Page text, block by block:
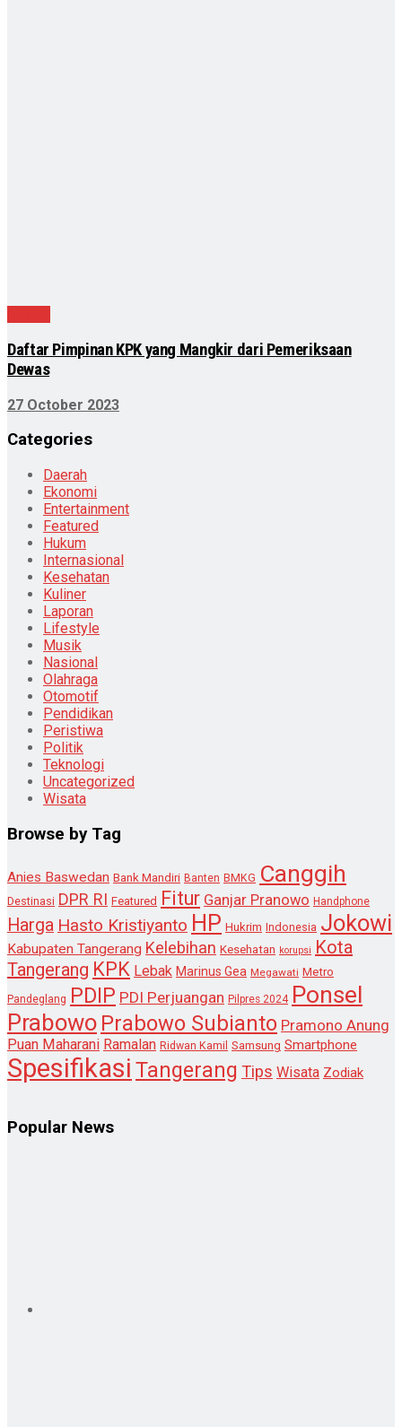
Daftar Pimpinan KPK yang Mangkir dari Pemeriksaan
Dewas
27 October 2023
Categories
Daerah
Ekonomi
Entertainment
Featured
Hukum
Internasional
Kesehatan
Kuliner
Laporan
Lifestyle
Musik
Nasional
Olahraga
Otomotif
Pendidikan
Peristiwa
Politik
Teknologi
Uncategorized
Wisata
Browse by Tag
Anies Baswedan Bank Mandiri Banten BMKG Canggih
Destinasi DPR RI Featured Fitur Ganjar Pranowo Handphone
Harga Hasto Kristiyanto HP Hukrim Indonesia Jokowi
Kabupaten Tangerang Kelebihan Kesehatan korupsi
Kota
Tangerang KPK Lebak Marinus Gea Megawati Metro
Pandeglang PDIP PDI Perjuangan Pilpres 2024 Ponsel
Prabowo Prabowo Subianto Pramono Anung
Puan Maharani Ramalan Ridwan Kamil Samsung Smartphone
Spesifikasi Tangerang Tips Wisata Zodiak
Popular News